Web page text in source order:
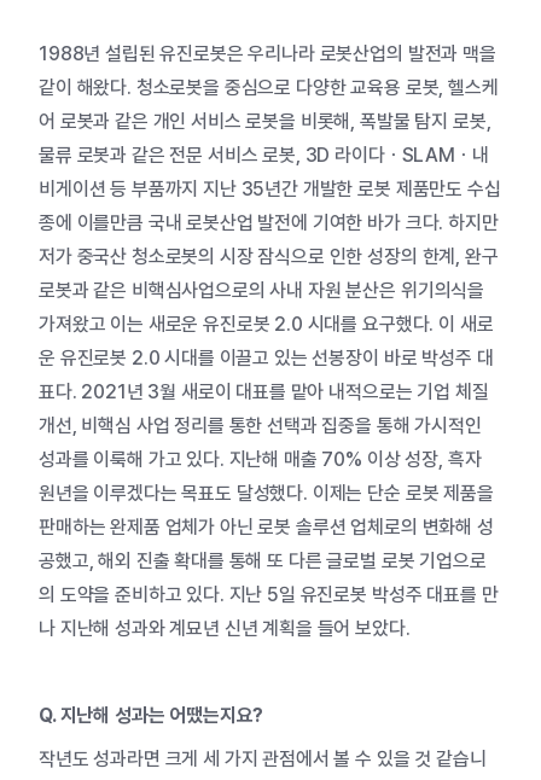
1988년 설립된 유진로봇은 우리나라 로봇산업의 발전과 맥을
같이 해왔다. 청소로봇을 중심으로 다양한 교육용 로봇, 헬스케
어 로봇과 같은 개인 서비스 로봇을 비롯해, 폭발물 탐지 로봇,
물류 로봇과 같은 전문 서비스 로봇, 3D 라이다ㆍSLAMㆍ내
비게이션 등 부품까지 지난 35년간 개발한 로봇 제품만도 수십
종에 이를만큼 국내 로봇산업 발전에 기여한 바가 크다. 하지만
저가 중국산 청소로봇의 시장 잠식으로 인한 성장의 한계, 완구
로봇과 같은 비핵심사업으로의 사내 자원 분산은 위기의식을
가져왔고 이는 새로운 유진로봇 2.0 시대를 요구했다. 이 새로
운 유진로봇 2.0 시대를 이끌고 있는 선봉장이 바로 박성주 대
표다. 2021년 3월 새로이 대표를 맡아 내적으로는 기업 체질
개선, 비핵심 사업 정리를 통한 선택과 집중을 통해 가시적인
성과를 이룩해 가고 있다. 지난해 매출 70% 이상 성장, 흑자
원년을 이루겠다는 목표도 달성했다. 이제는 단순 로봇 제품을
판매하는 완제품 업체가 아닌 로봇 솔루션 업체로의 변화해 성
공했고, 해외 진출 확대를 통해 또 다른 글로벌 로봇 기업으로
의 도약을 준비하고 있다. 지난 5일 유진로봇 박성주 대표를 만
나 지난해 성과와 계묘년 신년 계획을 들어 보았다.
Q. 지난해 성과는 어땠는지요?
작년도 성과라면 크게 세 가지 관점에서 볼 수 있을 것 같습니